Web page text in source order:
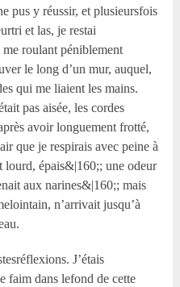
pus y réussir, et plusieursfois
et las, je restai
roulant péniblement
le long d’un mur, auquel,
qui me liaient les mains.
pas aisée, les cordes
avoir longuement frotté,
que je respirais avec peine à
lourd, épais&|160;; une odeur
aux narines&|160;; mais
n’arrivait jusqu’à
J’étais
faim dans lefond de cette